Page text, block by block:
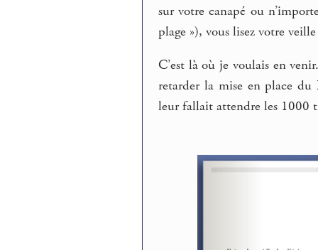
sur votre canapé ou
plage »), vous lisez votre
C’est là où je voulais en
retarder la mise en place
leur fallait attendre les 1000